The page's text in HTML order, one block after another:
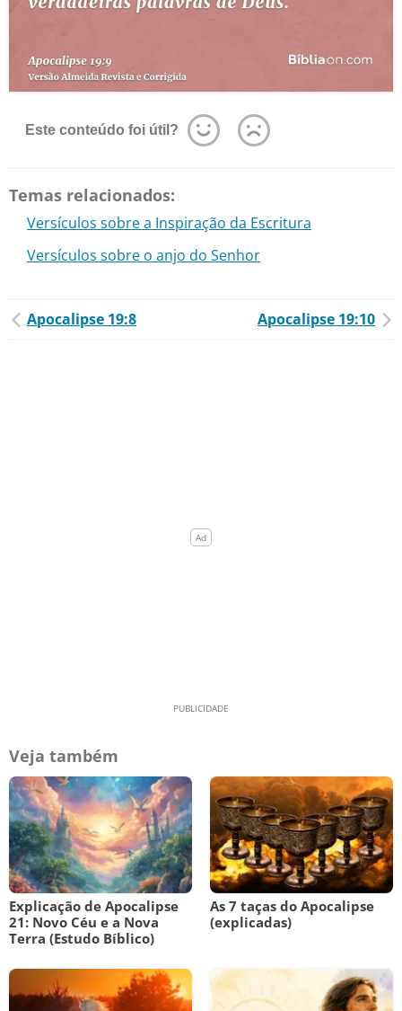
Este conteúdo foi útil?
Temas relacionados:
Versículos sobre a Inspiração da Escritura
Versículos sobre o anjo do Senhor
Apocalipse 19:8 Apocalipse 19:10
Veja também
Explicação de Apocalipse
21: Novo Céu e a Nova
Terra (Estudo Bíblico)
As 7 taças do Apocalipse
(explicadas)